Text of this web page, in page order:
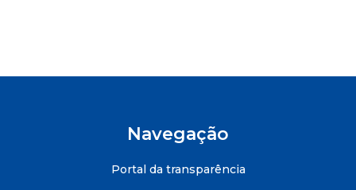
Navegação
Portal da transparência